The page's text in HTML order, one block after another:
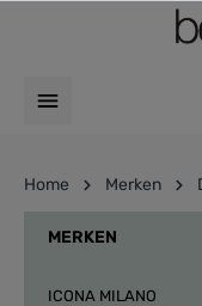
Home Merken
MERKEN
ICONA MILANO